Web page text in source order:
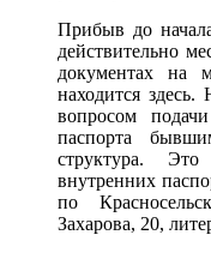
Прибыв до
действительно
документах на
находится
вопросом
паспорта
структура.
внутренних
по
Захарова, 20,